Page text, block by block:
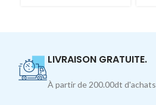
LIVRAISON GRATUITE.
À partir de 200.00dt d'achats